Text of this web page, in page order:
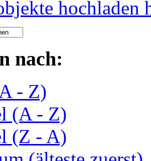
hochladen
nach:
- Z)
(A - Z)
(Z - A)